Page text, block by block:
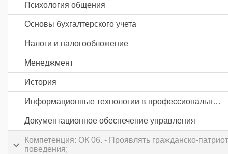
Психология общения
Основы бухгалтерского учета
Налоги и налогообложение
Менеджмент
История
Информационные технологии в профессиональной деятельности
Документационное обеспечение управления
Компетенция: ОК 06. - Проявлять гражданско-
поведения;